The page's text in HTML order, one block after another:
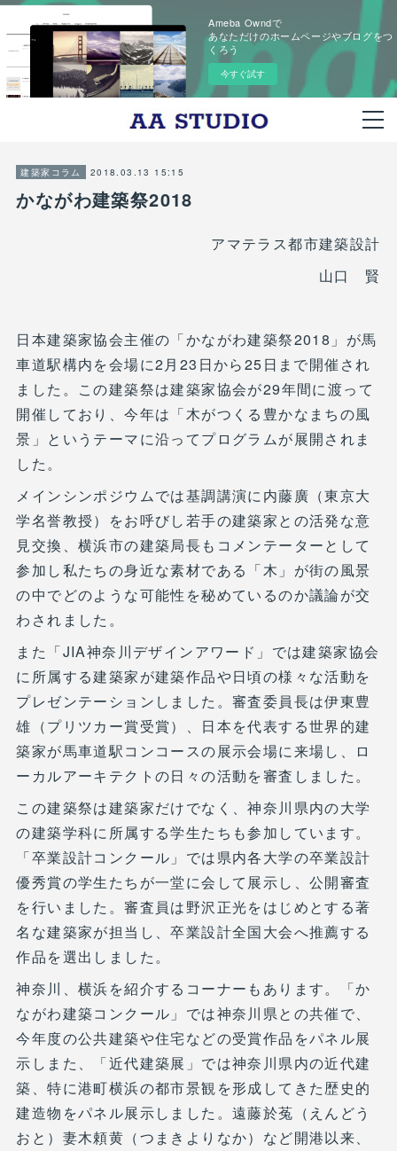
Ameba Owndで
あなただけのホームページやブログをつ
くろう
今すぐ試す
建築家コラム 2018.03.13 15:15
かながわ建築祭2018
アマテラス都市建築設計
山口 賢
日本建築家協会主催の「かながわ建築祭2018」が馬
車道駅構内を会場に2月23日から25日まで開催され
ました。この建築祭は建築家協会が29年間に渡って
開催しており、今年は「木がつくる豊かなまちの風
景」というテーマに沿ってプログラムが展開されま
した。
メインシンポジウムでは基調講演に内藤廣（東京大
学名誉教授）をお呼びし若手の建築家との活発な意
見交換、横浜市の建築局長もコメンテーターとして
参加し私たちの身近な素材である「木」が街の風景
の中でどのような可能性を秘めているのか議論が交
わされました。
また「JIA神奈川デザインアワード」では建築家協会
に所属する建築家が建築作品や日頃の様々な活動を
プレゼンテーションしました。審査委員長は伊東豊
雄（プリツカー賞受賞）、日本を代表する世界的建
築家が馬車道駅コンコースの展示会場に来場し、ロ
ーカルアーキテクトの日々の活動を審査しました。
この建築祭は建築家だけでなく、神奈川県内の大学
の建築学科に所属する学生たちも参加しています。
「卒業設計コンクール」では県内各大学の卒業設計
優秀賞の学生たちが一堂に会して展示し、公開審査
を行いました。審査員は野沢正光をはじめとする著
名な建築家が担当し、卒業設計全国大会へ推薦する
作品を選出しました。
神奈川、横浜を紹介するコーナーもあります。「か
ながわ建築コンクール」では神奈川県との共催で、
今年度の公共建築や住宅などの受賞作品をパネル展
示しまた、「近代建築展」では神奈川県内の近代建
築、特に港町横浜の都市景観を形成してきた歴史的
建造物をパネル展示しました。遠藤於菟（えんどう
おと）妻木頼黄（つまきよりなか）など開港以来、